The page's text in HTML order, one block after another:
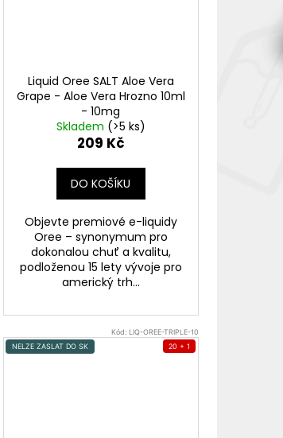
Liquid Oree SALT Aloe Vera
Grape - Aloe Vera Hrozno 10ml
- 10mg
Skladem (>5 ks)
209 Kč
DO KOŠÍKU
Objevte premiové e-liquidy
Oree – synonymum pro
dokonalou chuť a kvalitu,
podloženou 15 lety vývoje pro
americký trh...
Kód: LIQ-OREE-TRIPLE-10
NELZE ZASLAT DO SK
20 + 1